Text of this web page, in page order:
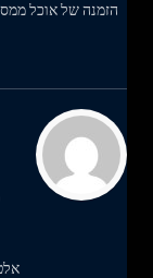
הזמנה של אוכל